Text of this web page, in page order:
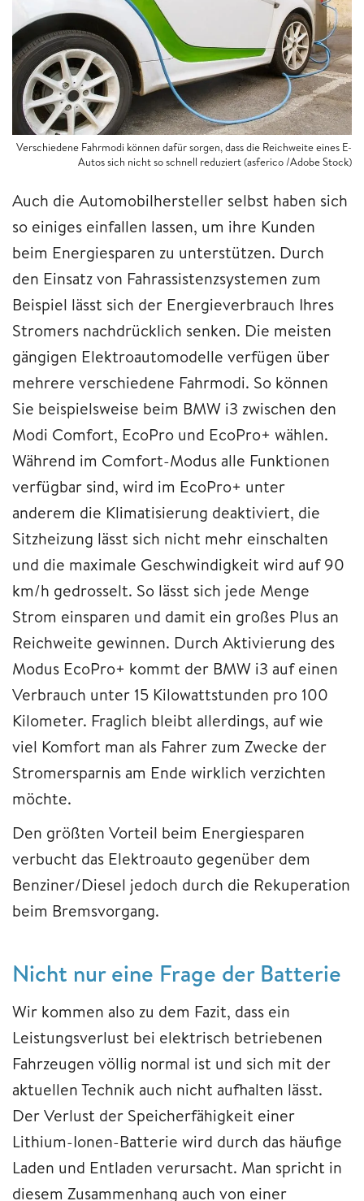
Verschiedene Fahrmodi können dafür sorgen, dass die Reichweite eines E-
Autos sich nicht so schnell reduziert (asferico /Adobe Stock)
Auch die Automobilhersteller selbst haben sich
so einiges einfallen lassen, um ihre Kunden
beim Energiesparen zu unterstützen. Durch
den Einsatz von Fahrassistenzsystemen zum
Beispiel lässt sich der Energieverbrauch Ihres
Stromers nachdrücklich senken. Die meisten
gängigen Elektroautomodelle verfügen über
mehrere verschiedene Fahrmodi. So können
Sie beispielsweise beim BMW i3 zwischen den
Modi Comfort, EcoPro und EcoPro+ wählen.
Während im Comfort-Modus alle Funktionen
verfügbar sind, wird im EcoPro+ unter
anderem die Klimatisierung deaktiviert, die
Sitzheizung lässt sich nicht mehr einschalten
und die maximale Geschwindigkeit wird auf 90
km/h gedrosselt. So lässt sich jede Menge
Strom einsparen und damit ein großes Plus an
Reichweite gewinnen. Durch Aktivierung des
Modus EcoPro+ kommt der BMW i3 auf einen
Verbrauch unter 15 Kilowattstunden pro 100
Kilometer. Fraglich bleibt allerdings, auf wie
viel Komfort man als Fahrer zum Zwecke der
Stromersparnis am Ende wirklich verzichten
möchte.
Den größten Vorteil beim Energiesparen
verbucht das Elektroauto gegenüber dem
Benziner/Diesel jedoch durch die Rekuperation
beim Bremsvorgang.
Nicht nur eine Frage der Batterie
Wir kommen also zu dem Fazit, dass ein
Leistungsverlust bei elektrisch betriebenen
Fahrzeugen völlig normal ist und sich mit der
aktuellen Technik auch nicht aufhalten lässt.
Der Verlust der Speicherfähigkeit einer
Lithium-Ionen-Batterie wird durch das häufige
Laden und Entladen verursacht. Man spricht in
diesem Zusammenhang auch von einer